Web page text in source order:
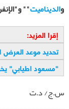
و
"الديناميت "
إقرا المزيد:
تحديد موعد العرض
"مسعود اطيابي"
س.ج/ د.ت